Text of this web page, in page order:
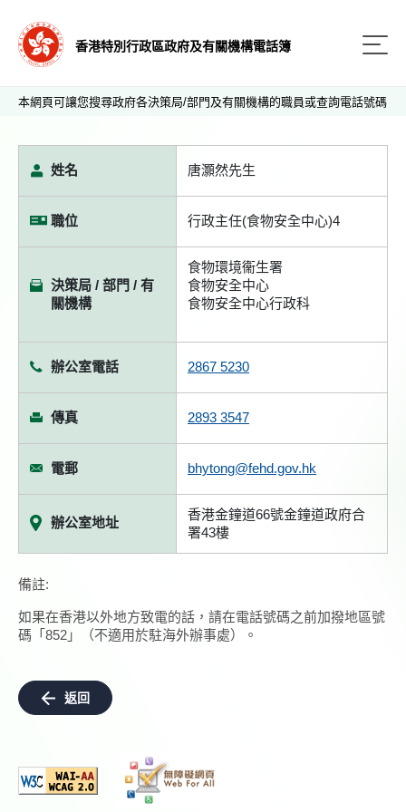
香港特別行政區政府及有關機構電話簿
本網頁可讓您搜尋政府各決策局/部門及有關機構的職員或查詢電話號碼
姓名 唐灝然先生
職位 行政主任(食物安全中心)4
決策局 / 部門 / 有
關機構
食物環境衞生署
食物安全中心
食物安全中心行政科
辦公室電話 2867 5230
傳真 2893 3547
電郵 bhytong@fehd.gov.hk
辦公室地址
香港金鐘道66號金鐘道政府合
署43樓
備註:
如果在香港以外地方致電的話，請在電話號碼之前加撥地區號
碼「852」（不適用於駐海外辦事處）。
返回